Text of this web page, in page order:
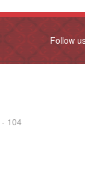
Follow
104